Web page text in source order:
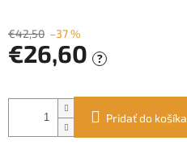
€42,50 –37 %
€26,60 ?
cena:
Pridať do košíka